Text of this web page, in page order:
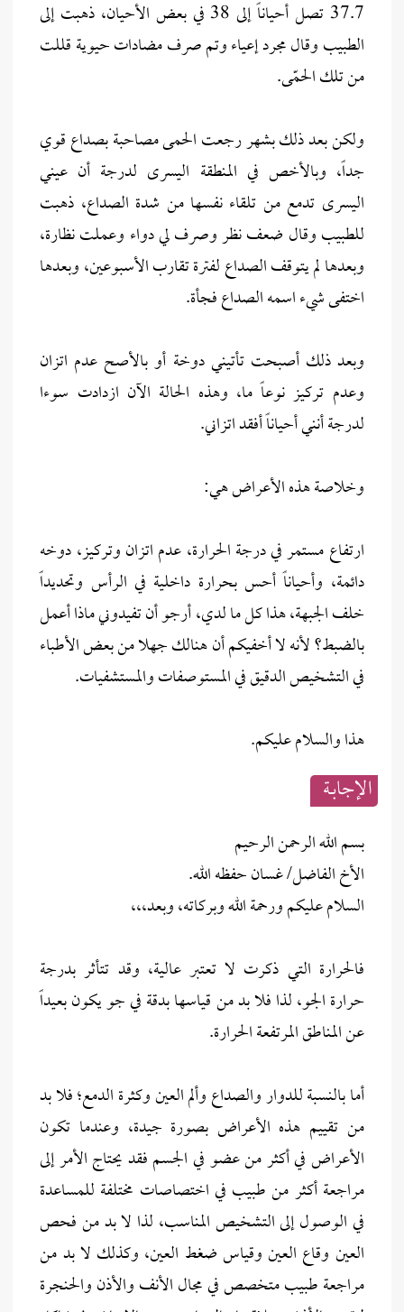
37.7 تصل أحياناً إلى 38 في بعض الأحيان، ذهبت إلى
الطبيب وقال مجرد إعياء وتم صرف مضادات حيوية قللت
من تلك الحمّى.
ولكن بعد ذلك بشهر رجعت الحمى مصاحبة بصداع قوي
جداً، وبالأخص في المنطقة اليسرى لدرجة أن عيني
اليسرى تدمع من تلقاء نفسها من شدة الصداع، ذهبت
للطبيب وقال ضعف نظر وصرف لي دواء وعملت نظارة،
وبعدها لم يتوقف الصداع لفترة تقارب الأسبوعين، وبعدها
اختفى شيء اسمه الصداع فجأة.
وبعد ذلك أصبحت تأتيني دوخة أو بالأصح عدم اتزان
وعدم تركيز نوعاً ما، وهذه الحالة الآن ازدادت سوءا
لدرجة أنني أحياناً أفقد اتزاني.
وخلاصة هذه الأعراض هي:
ارتفاع مستمر في درجة الحرارة، عدم اتزان وتركيز، دوخه
دائمة، وأحياناً أحس بحرارة داخلية في الرأس وتحديداً
خلف الجبهة، هذا كل ما لدي، أرجو أن تفيدوني ماذا أعمل
بالضبط؟ لأنه لا أخفيكم أن هنالك جهلا من بعض الأطباء
في التشخيص الدقيق في المستوصفات والمستشفيات.
هذا والسلام عليكم.
الإجابــة
بسم الله الرحمن الرحيم
الأخ الفاضل/ غسان حفظه الله.
السلام عليكم ورحمة الله وبركاته، وبعد،،،
فالحرارة التي ذكرت لا تعتبر عالية، وقد تتأثر بدرجة
حرارة الجو، لذا فلا بد من قياسها بدقة في جو يكون بعيداً
عن المناطق المرتفعة الحرارة.
أما بالنسبة للدوار والصداع وألم العين وكثرة الدمع؛ فلا بد
من تقييم هذه الأعراض بصورة جيدة، وعندما تكون
الأعراض في أكثر من عضو في الجسم فقد يحتاج الأمر إلى
مراجعة أكثر من طبيب في اختصاصات مختلفة للمساعدة
في الوصول إلى التشخيص المناسب، لذا لا بد من فحص
العين وقاع العين وقياس ضغط العين، وكذلك لا بد من
مراجعة طبيب متخصص في مجال الأنف والأذن والحنجرة